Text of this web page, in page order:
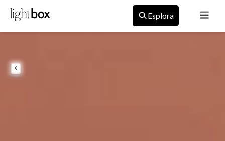
Esplora